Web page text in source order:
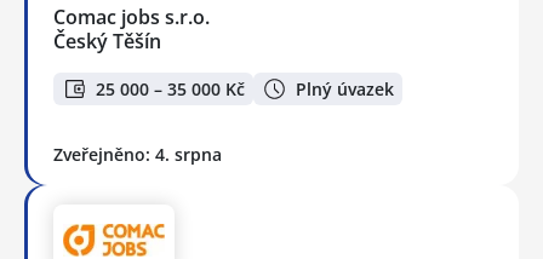
Comac jobs s.r.o.
Český Těšín
25 000 – 35 000 Kč Plný úvazek
Zveřejněno: 4. srpna